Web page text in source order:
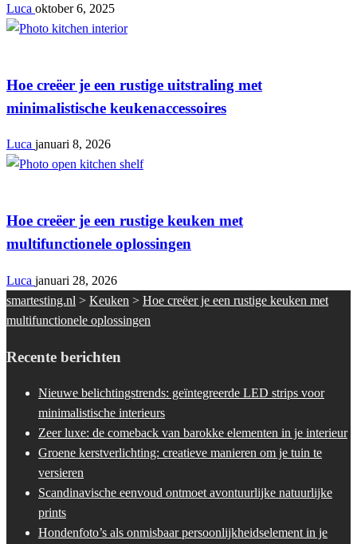
Luca oktober 6, 2025
Hoe creëer je een rustige uitstraling met
minimalistische keukenaccessoires
Luca januari 8, 2026
Hoe creëer je een rustige keuken met
multifunctionele oplossingen
Luca januari 28, 2026
smartesting.nl > Keuken > Hoe creëer je een rustige keuken met
multifunctionele oplossingen
Recente berichten
Nieuwe belichtingstrends: geïntegreerde LED strips voor
minimalistische interieurs
Zeer luxe: de comeback van barokke elementen in je interieur
Groene kerstverlichting: creatieve manieren om je tuin te
versieren
Scandinavische eenvoud ontmoet avontuurlijke natuurlijke
prints
Hondenfoto’s als onmisbaar persoonlijkheidselement in je